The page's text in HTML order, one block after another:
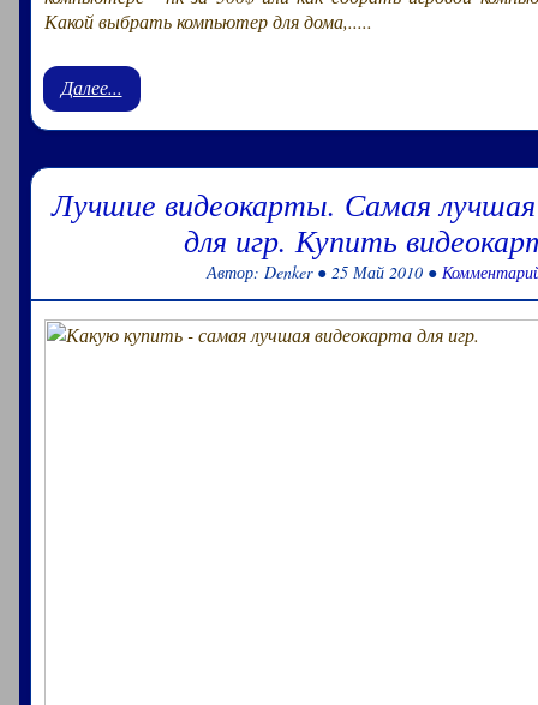
Какой выбрать компьютер для дома,.....
Далее...
Лучшие видеокарты. Самая
для игр. Купить
Автор: Denker ● 25 Май 2010 ●